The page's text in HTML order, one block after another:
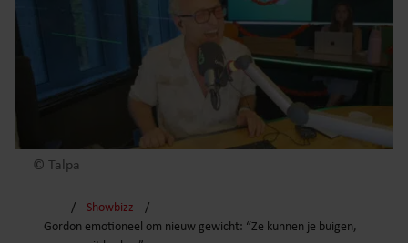
© Talpa
Showbizz
Gordon emotioneel om nieuw gewicht: “Ze kunnen je buigen,